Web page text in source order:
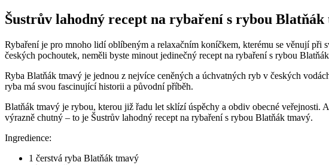
Šustrův lahodný recept na rybaření s rybou
Rybaření je pro mnoho lidí oblíbeným a relaxačním koníčkem, kterému se věnují
českých pochoutek, neměli byste minout jedinečný recept na rybaření s rybou
Ryba Blatňák tmavý je jednou z nejvíce ceněných a úchvatných ryb v českých
ryba má svou fascinující historii a původní příběh.
Blatňák tmavý je rybou, kterou již řadu let sklízí úspěchy a obdiv obecné veřejnosti.
výrazně chutný – to je Šustrův lahodný recept na rybaření s rybou Blatňák tmavý.
Ingredience:
1 čerstvá ryba Blatňák tmavý